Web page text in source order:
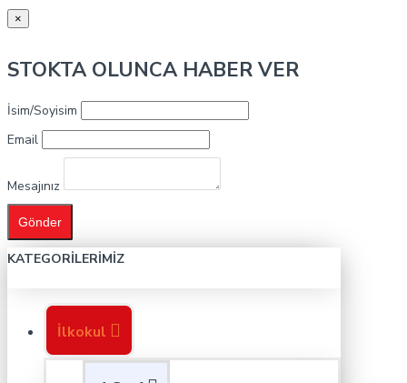
×
STOKTA OLUNCA HABER VER
İsim/Soyisim
Email
Mesajınız
Gönder
KATEGORILERIMIZ
İlkokul